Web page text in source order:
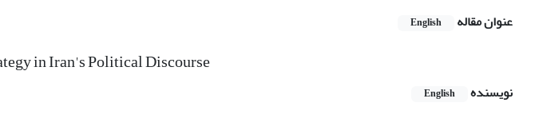
عنوان مقاله English
in Iran's Political Discourse
نویسنده English